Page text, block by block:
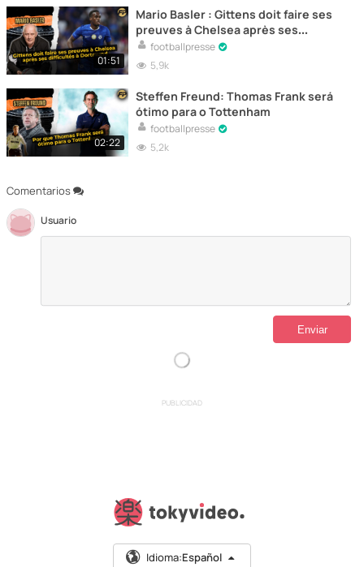
Comentarios
Usuario
01:51
Mario Basler : Gittens doit faire ses
preuves à Chelsea après ses
difficultés à Borussia Dortmund
footballpresse
5,9k
02:22
Steffen Freund: Thomas Frank será
ótimo para o Tottenham
footballpresse
5,2k
PUBLICIDAD
Idioma:Español